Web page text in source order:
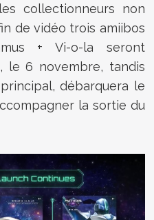
collectionneurs non
de vidéo trois amiibos
+ Vi-o-la seront
le 6 novembre, tandis
débarquera le
la sortie du